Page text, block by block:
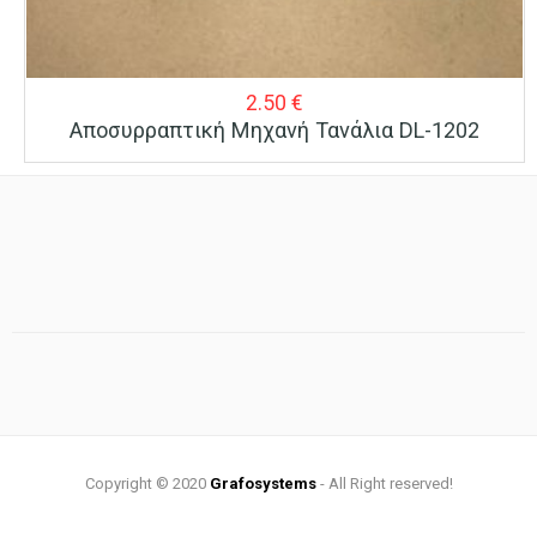
2.50 €
Αποσυρραπτική Μηχανή Τανάλια DL-1202
Copyright © 2020 Grafosystems- All Right reserved!